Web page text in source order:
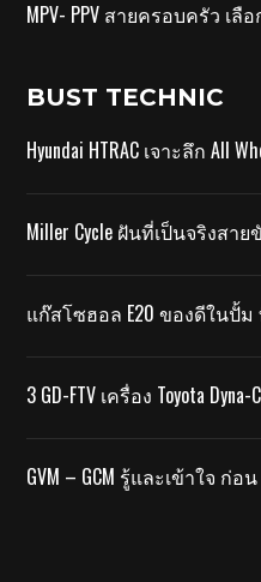
MPV- PPV สายครอบครัว เ
BUST TECHNIC
Hyundai HTRAC เจาะลึก All
Miller Cycle ฝันที่เป็นจริงสา
แก๊สโซฮอล E20 ของดีในปั้
3 GD-FTV เครื่อง Toyota
GVM – GCM รู้และเข้าใจ ก่อ